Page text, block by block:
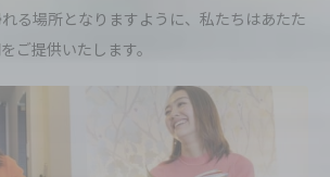
る場所となりますように、私たちはあたた
ご提供いたします。